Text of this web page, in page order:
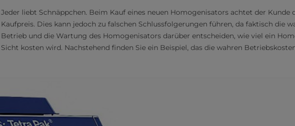
Jeder liebt Schnäppchen. Beim Kauf eines neuen Homogenisators achtet der Kunde
Kaufpreis. Dies kann jedoch zu falschen Schlussfolgerungen führen, da faktisch die
Betrieb und die Wartung des Homogenisators darüber entscheiden, wie viel ein
Sicht kosten wird. Nachstehend finden Sie ein Beispiel, das die wahren